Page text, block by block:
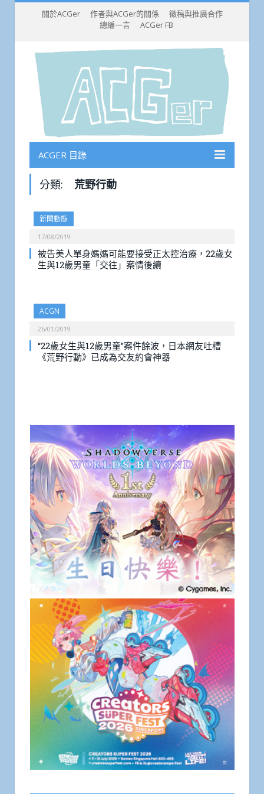
關於ACGer 作者與ACGer的關係
徵稿與推廣合作
總編一言
ACGer FB
ACGER 目錄
分類: 荒野行動
新聞動態
17/08/2019
被告美人單身媽媽可能要接受正太控治療，22歲女
生與12歲男童「交往」案情後續
ACGN
26/01/2019
“22歲女生與12歲男童”案件餘波，日本網友吐槽
《荒野行動》已成為交友約會神器